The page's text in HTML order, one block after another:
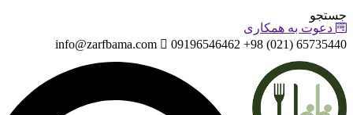
جستجو
دعوت به همکاری
65735440 (021) 98+ 09196546462
info@zarfbama.com